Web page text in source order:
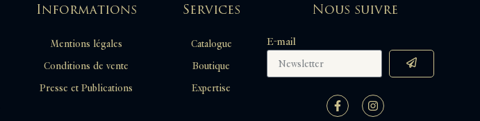
Informations
Mentions légales
Conditions de vente
Presse et Publications
Services
Catalogue
Boutique
Expertise
Nous suivre
E-mail